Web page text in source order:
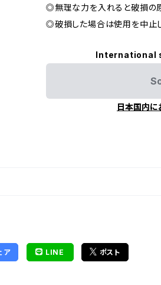
◎無理な力を入れると破損の
◎破損した場合は使用を中止
International
日本国内に
ア LINE ポスト